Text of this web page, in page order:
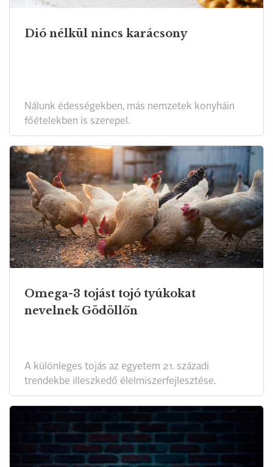
Dió nélkül nincs karácsony
Nálunk édességekben, más nemzetek konyháin
főételekben is szerepel.
Omega-3 tojást tojó tyúkokat
nevelnek Gödöllőn
A különleges tojás az egyetem 21. századi
trendekbe illeszkedő élelmiszerfejlesztése.